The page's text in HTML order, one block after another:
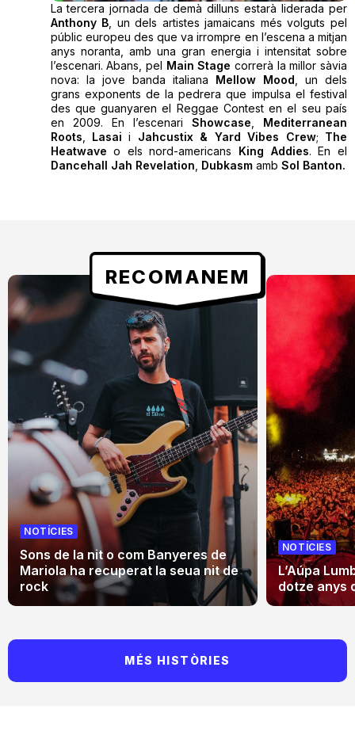
La tercera jornada de demà dilluns estarà liderada per
Anthony B , un dels artistes jamaicans més volguts pel
públic europeu des que va irrompre en l’escena a mitjan
anys noranta, amb una gran energia i intensitat sobre
l’escenari. Abans, pel Main Stage correrà la millor sàvia
nova: la jove banda italiana Mellow Mood , un dels
grans exponents de la pedrera que impulsa el festival
des que guanyaren el Reggae Contest en el seu país
en 2009. En l’escenari Showcase
Mediterranean
Roots
Lasai i Jahcustix & Yard Vibes Crew; The
Heatwave o els nord-americans King Addies. En el
Dancehall Jah Revelation Dubkasmamb Sol Banton.
RECOMANEM
NOTÍCIES
Sons de la nit o com Banyeres de
Mariola ha recuperat la seua nit de
rock
NOTÍCIES
L’Aúpa
dotze anys
MÉS HISTÒRIES